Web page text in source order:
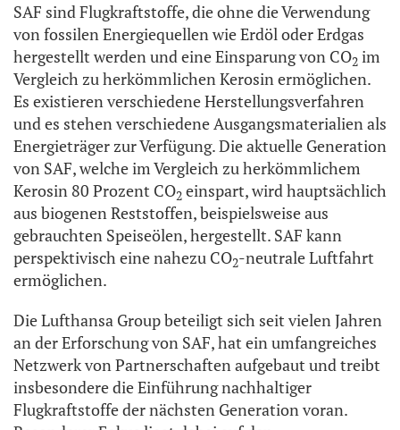
SAF sind Flugkraftstoffe, die ohne die Verwendung
von fossilen Energiequellen wie Erdöl oder Erdgas
hergestellt werden und eine Einsparung von CO2 im
Vergleich zu herkömmlichen Kerosin ermöglichen.
Es existieren verschiedene Herstellungsverfahren
und es stehen verschiedene Ausgangsmaterialien als
Energieträger zur Verfügung. Die aktuelle Generation
von SAF, welche im Vergleich zu herkömmlichem
Kerosin 80 Prozent CO2 einspart, wird hauptsächlich
aus biogenen Reststoffen, beispielsweise aus
gebrauchten Speiseölen, hergestellt. SAF kann
perspektivisch eine nahezu CO2-neutrale Luftfahrt
ermöglichen.
Die Lufthansa Group beteiligt sich seit vielen Jahren
an der Erforschung von SAF, hat ein umfangreiches
Netzwerk von Partnerschaften aufgebaut und treibt
insbesondere die Einführung nachhaltiger
Flugkraftstoffe der nächsten Generation voran.